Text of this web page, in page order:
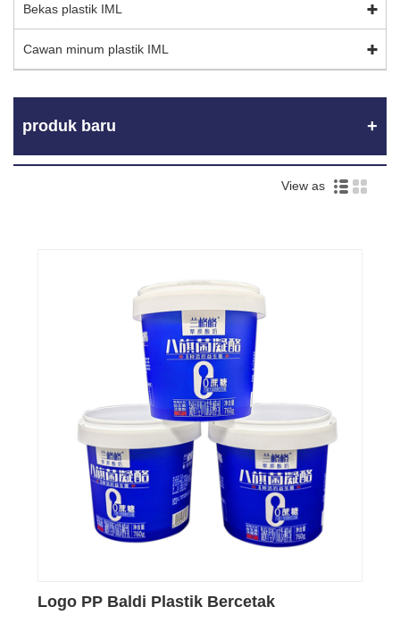
Bekas plastik IML
Cawan minum plastik IML
produk baru
View as
Logo PP Baldi Plastik Bercetak